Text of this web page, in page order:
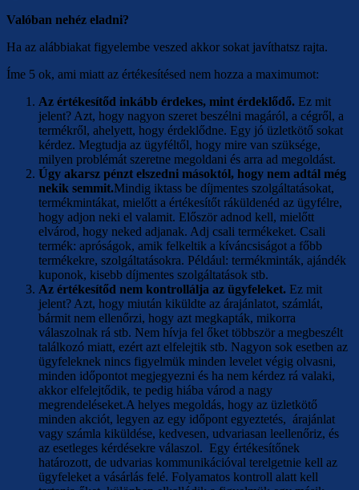
Valóban nehéz eladni?
Ha az alábbiakat figyelembe veszed akkor sokat javíthatsz rajta.
Íme 5 ok, ami miatt az értékesítésed nem hozza a maximumot:
Az értékesítőd inkább érdekes, mint érdeklődő. Ez mit
jelent? Azt, hogy nagyon szeret beszélni magáról, a cégről, a
termékről, ahelyett, hogy érdeklődne. Egy jó üzletkötő sokat
kérdez. Megtudja az ügyféltől, hogy mire van szüksége,
milyen problémát szeretne megoldani és arra ad megoldást.
Úgy akarsz pénzt elszedni másoktól, hogy nem adtál még
nekik semmit.Mindig iktass be díjmentes szolgáltatásokat,
termékmintákat, mielőtt a értékesítőt ráküldenéd az ügyfélre,
hogy adjon neki el valamit. Először adnod kell, mielőtt
elvárod, hogy neked adjanak. Adj csali termékeket. Csali
termék: apróságok, amik felkeltik a kíváncsiságot a főbb
termékekre, szolgáltatásokra. Például: termékminták, ajándék
kuponok, kisebb díjmentes szolgáltatások stb.
Az értékesítőd nem kontrollálja az ügyfeleket. Ez mit
jelent? Azt, hogy miután kiküldte az árajánlatot, számlát,
bármit nem ellenőrzi, hogy azt megkapták, mikorra
válaszolnak rá stb. Nem hívja fel őket többször a megbeszélt
találkozó miatt, ezért azt elfelejtik stb. Nagyon sok esetben az
ügyfeleknek nincs figyelmük minden levelet végig olvasni,
minden időpontot megjegyezni és ha nem kérdez rá valaki,
akkor elfelejtődik, te pedig hiába várod a nagy
megrendeléseket.A helyes megoldás, hogy az üzletkötő
minden akciót, legyen az egy időpont egyeztetés, árajánlat
vagy számla kiküldése, kedvesen, udvariasan leellenőriz, és
az esetleges kérdésekre válaszol. Egy értékesítőnek
határozott, de udvarias kommunikációval terelgetnie kell az
ügyfeleket a vásárlás felé. Folyamatos kontroll alatt kell